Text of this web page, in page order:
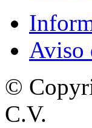
Aviso
©
C.V.